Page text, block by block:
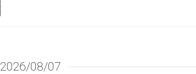
2026/08/07